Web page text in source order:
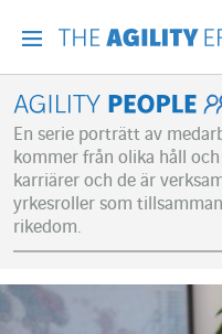
Agility
En serie porträtt av
kommer från olika håll
karriärer och de är
yrkesroller som
rikedom.